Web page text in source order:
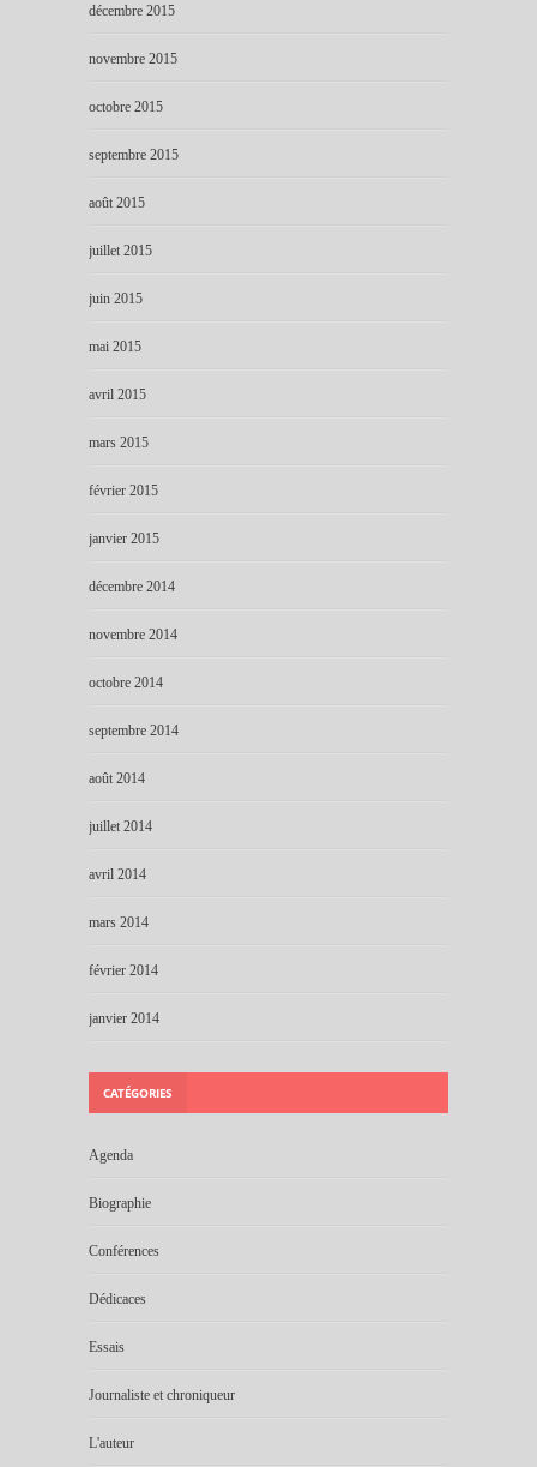
décembre 2015
novembre 2015
octobre 2015
septembre 2015
août 2015
juillet 2015
juin 2015
mai 2015
avril 2015
mars 2015
février 2015
janvier 2015
décembre 2014
novembre 2014
octobre 2014
septembre 2014
août 2014
juillet 2014
avril 2014
mars 2014
février 2014
janvier 2014
CATÉGORIES
Agenda
Biographie
Conférences
Dédicaces
Essais
Journaliste et chroniqueur
L'auteur